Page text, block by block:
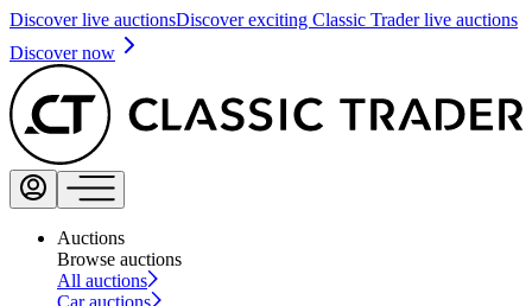
Discover live auctionsDiscover exciting Classic Trader live auctions
Discover now
Auctions
Browse auctions
All auctions
Car auctions